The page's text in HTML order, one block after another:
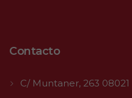
Contacto
C/ Muntaner, 263